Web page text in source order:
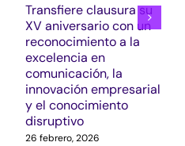
Transfiere clausura su
XV aniversario con un
reconocimiento a la
excelencia en
comunicación, la
innovación empresarial
y el conocimiento
disruptivo
26 febrero, 2026